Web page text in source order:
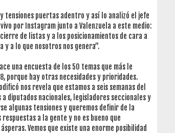
tensiones puertas adentro y así lo analizó el jefe
por Instagram junto a Valenzuela a este medio:
de listas y a los posicionamientos de cara a
a lo que nosotros nos genera”.
una encuesta de los 50 temas que más le
porque hay otras necesidades y prioridades.
nos revela que estamos a seis semanas del
diputados nacionales, legisladores seccionales y
algunas tensiones y queremos definir de la
a la gente y no es bueno que
Vemos que existe una enorme posibilidad